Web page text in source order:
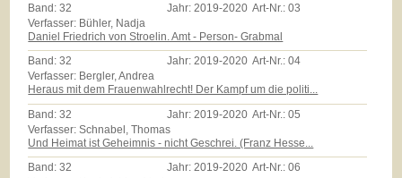
Band:32 Jahr: 2019-2020 Art-Nr.:03
Verfasser: Bühler, Nadja
Daniel Friedrich von Stroelin. Amt - Person- Grabmal
Band:32 Jahr:2019-2020 Art-Nr.:04
Verfasser: Bergler, Andrea
Heraus mit dem Frauenwahlrecht! Der Kampf um die politi...
Band:32 Jahr: 2019-2020 Art-Nr.:05
Verfasser: Schnabel, Thomas
Und Heimat ist Geheimnis - nicht Geschrei. (Franz Hesse...
Band:32 Jahr:2019-2020 Art-Nr.:06